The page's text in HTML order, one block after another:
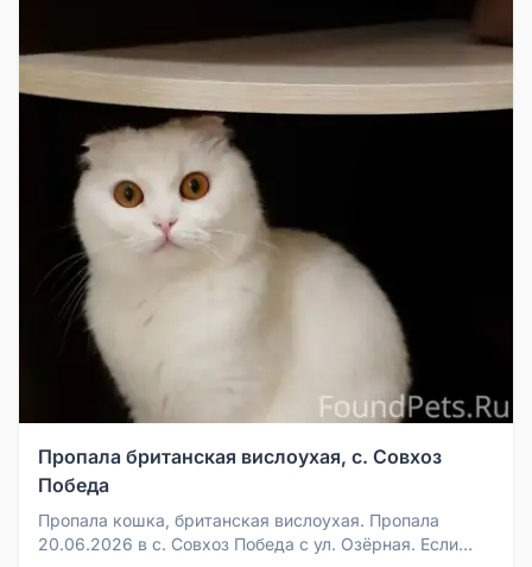
Пропала британская вислоухая, с. Совхоз
Победа
Пропала кошка, британская вислоухая. Пропала
20.06.2026 в с. Совхоз Победа с ул. Озёрная. Если